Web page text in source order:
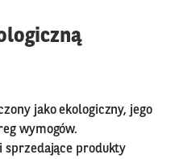
jako ekologiczny, jego
wymogów.
sprzedające produkty